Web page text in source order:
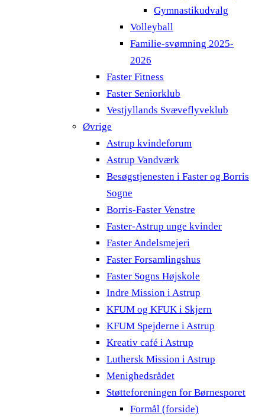
Gymnastikudvalg
Volleyball
Familie-svømning 2025-
2026
Faster Fitness
Faster Seniorklub
Vestjyllands Svæveflyveklub
Øvrige
Astrup kvindeforum
Astrup Vandværk
Besøgstjenesten i Faster og Borris
Sogne
Borris-Faster Venstre
Faster-Astrup unge kvinder
Faster Andelsmejeri
Faster Forsamlingshus
Faster Sogns Højskole
Indre Mission i Astrup
KFUM og KFUK i Skjern
KFUM Spejderne i Astrup
Kreativ café i Astrup
Luthersk Mission i Astrup
Menighedsrådet
Støtteforeningen for Børnesporet
Formål (forside)